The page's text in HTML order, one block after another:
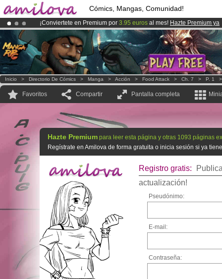
Cómics, Mangas, Comunidad!
¡Conviertete en Premium por 3.95 euros al mes! Hazte Premium ya
¡Ya tenemos 134393miembrosy 1208Cómics y Mangas!.
El Kickstarter Amilova está desormado lanzado!.
Inicio > Directorio De Cómics > Manga > Acción > Food Attack > Ch. 7 > P. 1
Favoritos Compartir Pantalla completa
Hazte Premium para leer esta página y otras 1093 páginas
Regístrate en Amilova de forma gratuita o inicia sesión si ya
Registro gratis:
actualización!
Pseudónimo:
E-mail:
Contraseña: